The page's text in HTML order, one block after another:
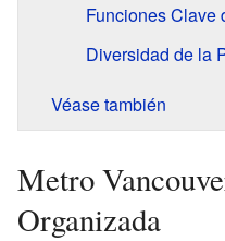
Funciones Clave
Diversidad de la
Véase también
Metro
Organizada